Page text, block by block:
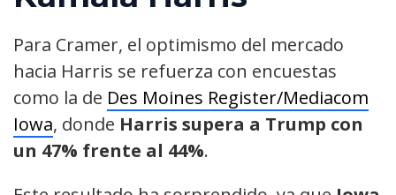
Para Cramer, el optimismo del mercado
hacia Harris se refuerza con encuestas
como la de Des Moines Register/Mediacom
Iowa, donde Harris supera a Trump con
un 47% frente al 44%.